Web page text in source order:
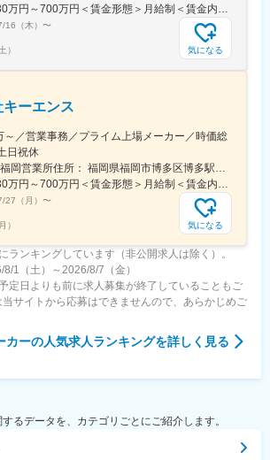
＜予定年収＞630万円～700万円＜賃金形態＞月給制＜賃金内訳＞月額（基本給）：279,000円～281,000円＜月給＞279,000円～281,000円＜昇給有無＞有＜残業手当＞有＜給与補足＞上記は入社初年度の想定年収です。※月給の金額とは別で、残業代、業績賞与支給有り※賞与：年4回、昇給：年1～2回※経験・能力等を考慮の上、同社規定により待遇を決定します※年収は会社業績によって変動することがあります賃金はあくまでも目安の金額であり、選考を通じて上下する可能性があります。月給(月額)は固定手当を含めた表記です。
16（木） 〜
） 気になる
ーエンス
～／営業事務／プライム上場メーカー／時価総
日祝休
＜勤務地詳細＞福岡営業所住所： 福岡県福岡市博多区博多駅東1-18-33 博多イーストテラス受動喫煙対策：屋内全面禁煙変更の範囲：会社の定める事業所
＜予定年収＞630万円～700万円＜賃金形態＞月給制＜賃金内訳＞月額（基本給）：279,000円～281,000円＜月給＞279,000円～281,000円＜昇給有無＞有＜残業手当＞有＜給与補足＞上記は入社初年度の想定年収です。※月給の金額とは別で、残業代、業績賞与支給有り※賞与：年4回、昇給：年1～2回※経験・能力等を考慮の上、同社規定により待遇を決定します※年収は会社業績によって変動することがあります賃金はあくまでも目安の金額であり、選考を通じて上下する可能性があります。月給(月額)は固定手当を含めた表記です。
27（月） 〜
） 気になる
ランキングしています（非公開求人は除く）。
1（土）～2026/8/7（金）
定日よりも前に求人募集が終了していることもご
サイトから応募はできませんので、あらかじめご
カーの人気求人ランキングを詳しく見る
るデータを、カテゴリごとにご紹介します。